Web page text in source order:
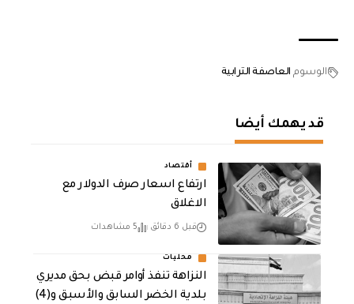
الوسوم العاصفة الترابية
قد يهمك أيضا
أقتصاد
ارتفاع اسعار صرف الدولار مع
الاغلاق
قبل 6 دقائق 5 مشاهدات
محليات
النزاهة تنفذ أوامر قبض بحق مديري
بلدية الخضر السابق والأسبق و(4)